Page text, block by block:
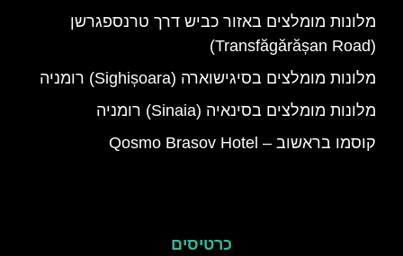
מלונות מומלצים באזור כביש דרך טרנספגרשן
(Transfăgărășan Road)
מלונות מומלצים בסיגישוארה (Sighișoara) רומניה
מלונות מומלצים בסינאיה (Sinaia) רומניה
קוסמו בראשוב – Qosmo Brasov Hotel
כרטיסים